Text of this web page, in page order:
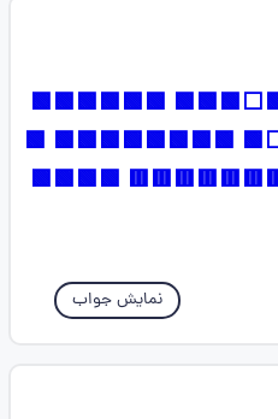
⬜️⬜️🟩🟩⬜️🟩🟩
🟩🟩🟩
🟩🟥🟥🟥🟥🟥🟥🟥
نمایش جواب